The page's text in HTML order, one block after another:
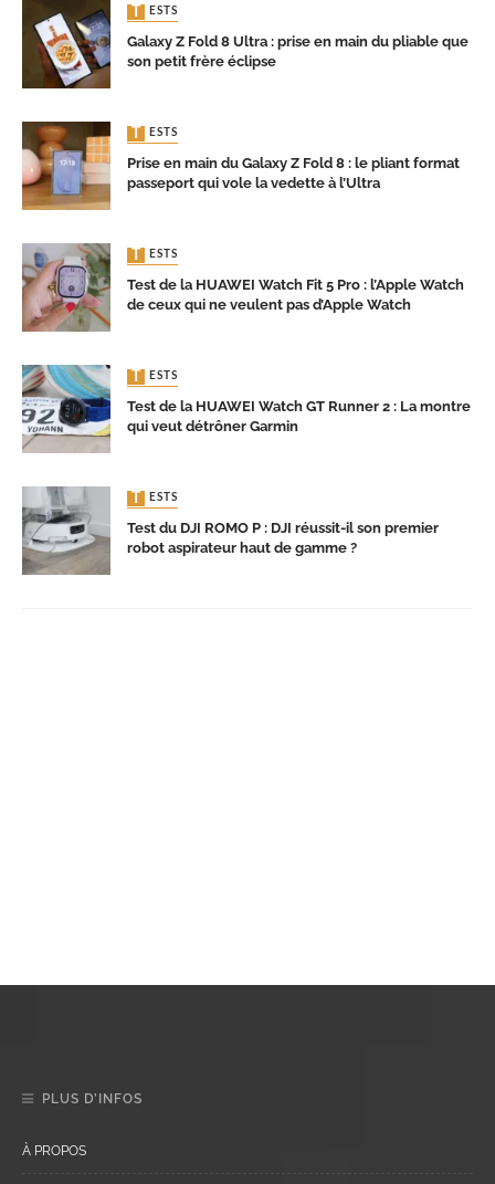
TESTS
Galaxy Z Fold 8 Ultra : prise en main du pliable que
son petit frère éclipse
TESTS
Prise en main du Galaxy Z Fold 8 : le pliant format
passeport qui vole la vedette à l’Ultra
TESTS
Test de la HUAWEI Watch Fit 5 Pro : l’Apple Watch
de ceux qui ne veulent pas d’Apple Watch
TESTS
Test de la HUAWEI Watch GT Runner 2 : La montre
qui veut détrôner Garmin
TESTS
Test du DJI ROMO P : DJI réussit-il son premier
robot aspirateur haut de gamme ?
PLUS D’INFOS
À PROPOS